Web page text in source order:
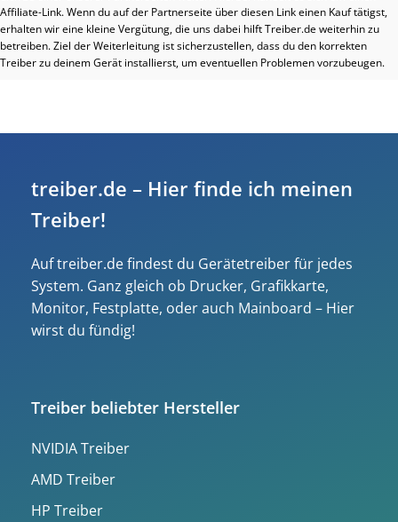
Affiliate-Link. Wenn du auf der Partnerseite über diesen Link einen Kauf tätigst,
erhalten wir eine kleine Vergütung, die uns dabei hilft Treiber.de weiterhin zu
betreiben. Ziel der Weiterleitung ist sicherzustellen, dass du den korrekten
Treiber zu deinem Gerät installierst, um eventuellen Problemen vorzubeugen.
treiber.de – Hier finde ich meinen
Treiber!
Auf treiber.de findest du Gerätetreiber für jedes
System. Ganz gleich ob Drucker, Grafikkarte,
Monitor, Festplatte, oder auch Mainboard – Hier
wirst du fündig!
Treiber beliebter Hersteller
NVIDIA Treiber
AMD Treiber
HP Treiber